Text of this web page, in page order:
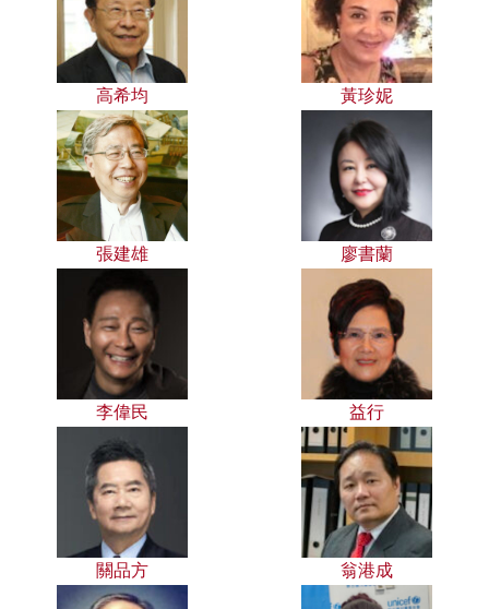
高希均 黃珍妮
張建雄 廖書蘭
李偉民 益行
關品方 翁港成